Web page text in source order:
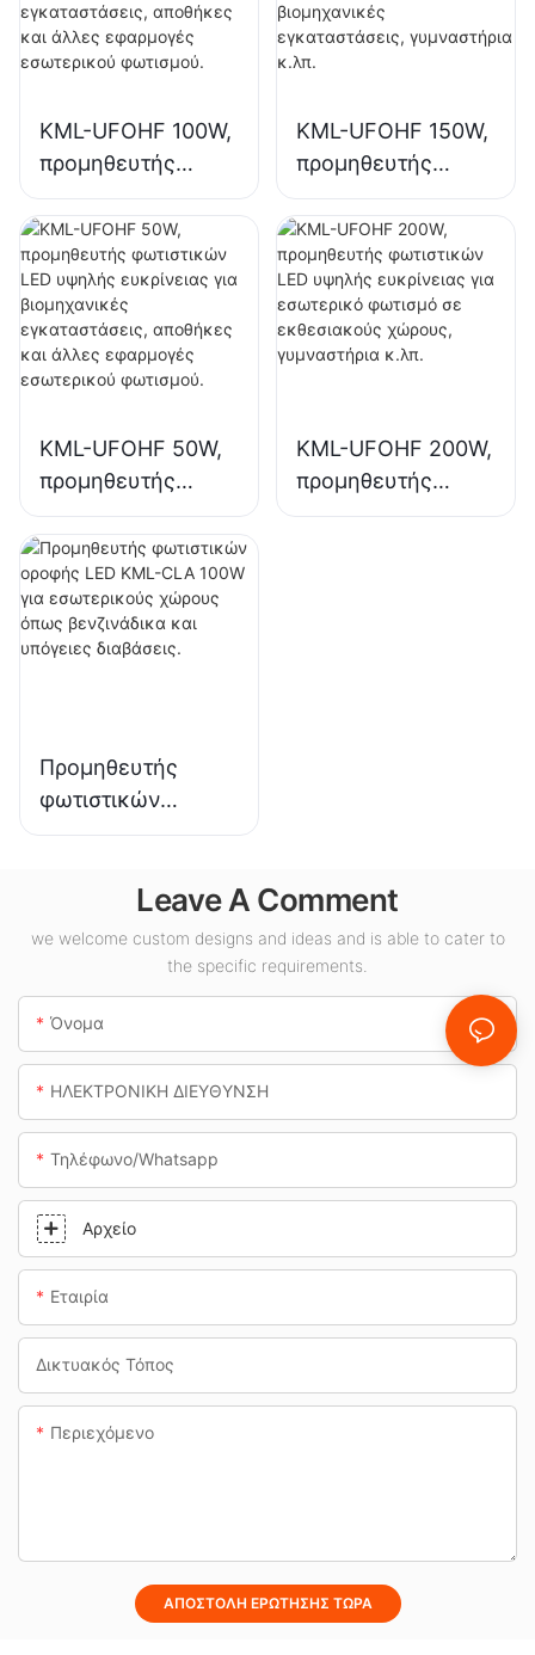
KML-UFOHF 100W,
προμηθευτής
φωτιστικών LED
υψηλής ποιότητας
για βιομηχανικές
εγκαταστάσεις,
αποθήκες και
άλλες εφαρμογές
εσωτερικού
KML-UFOHF 150W,
προμηθευτής
φωτιστικών LED
υψηλής ευκρίνειας
για εσωτερικό
φωτισμό σε
βιομηχανικές
εγκαταστάσεις,
KML-UFOHF 50W,
προμηθευτής
φωτιστικών LED
υψηλής ευκρίνειας
για βιομηχανικές
εγκαταστάσεις,
αποθήκες και
KML-UFOHF 200W,
προμηθευτής
φωτιστικών LED
Προμηθευτής
φωτιστικών
οροφής LED KML-
εσωτερικούς
χώρους όπως
βενζινάδικα και
υπόγειες
διαβάσεις.
Leave A Comment
we welcome custom designs and ideas and is able to cater to
the specific requirements.
Όνομα
ΗΛΕΚΤΡΟΝΙΚΗ ΔΙΕΥΘΥΝΣΗ
Τηλέφωνο/whatsapp
Αρχείο
Εταιρία
Δικτυακός Τόπος
Περιεχόμενο
ΑΠΟΣΤΟΛΉ ΕΡΏΤΗΣΗΣ ΤΏΡΑ